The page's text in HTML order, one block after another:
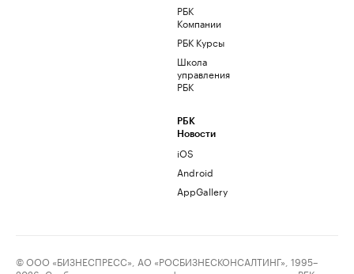
РБК
Компании
РБК Курсы
Школа
управления
РБК
РБК
Новости
iOS
Android
AppGallery
© ООО «БИЗНЕСПРЕСС», АО «РОСБИЗНЕСКОНСАЛТИНГ», 1995–